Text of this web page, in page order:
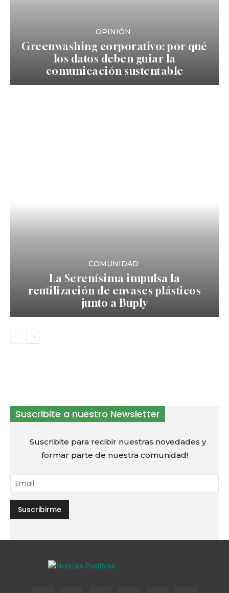
OPINIÓN
Greenwashing corporativo: por qué
los datos deben guiar la
comunicación sustentable
COMUNIDAD
La Serenísima impulsa la
reutilización de envases plásticos
junto a Buply
Suscribite a nuestro Newsletter
Suscribite para recibir nuestras novedades y
formar parte de nuestra comunidad!